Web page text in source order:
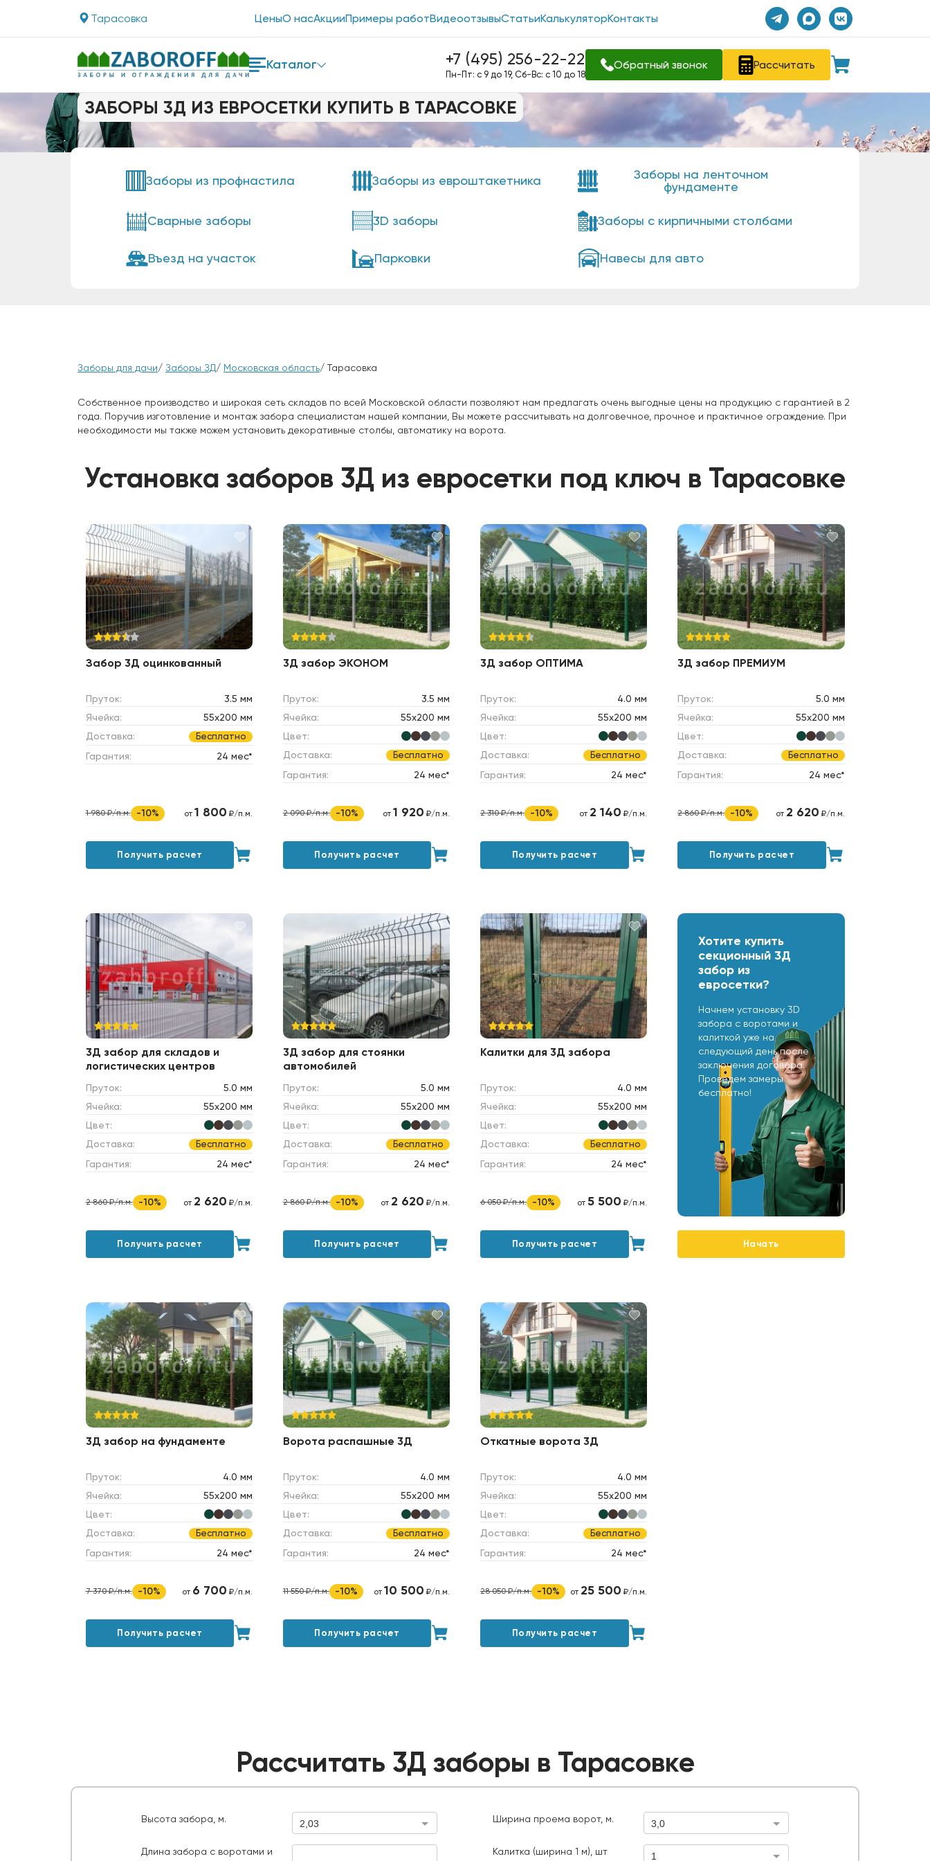
Тарасовка ЦеныО насАкцииПримеры работВидеоотзывыСтатьиКалькуляторКонтакты
Каталог +7 (495) 256-22-22
Пн-Пт: с 9 до 19, Сб-Вс: с 10 до 18
Обратный звонок Рассчитать
ЗАБОРЫ 3Д ИЗ ЕВРОСЕТКИ КУПИТЬ В ТАРАСОВКЕ
Заборы из профнастила Заборы из евроштакетника
Заборы на ленточном
фундаменте
Сварные заборы 3D заборы Заборы с кирпичными столбами
Въезд на участок Парковки Навесы для авто
Заборы для дачи/ Заборы ЗД/ Московская область/ Тарасовка
Собственное производство и широкая сеть складов по всей Московской области позволяют нам предлагать очень выгодные цены на продукцию с гарантией в 2
года. Поручив изготовление и монтаж забора специалистам нашей компании, Вы можете рассчитывать на долговечное, прочное и практичное ограждение. При
необходимости мы также можем установить декоративные столбы, автоматику на ворота.
Установка заборов 3Д из евросетки под ключ в Тарасовке
Забор 3Д оцинкованный
Пруток:
3.5 мм
Ячейка:
55х200 мм
Доставка:
Бесплатно
Гарантия: 24 мес*
1 980 ₽/п.м. -10% от 1 800 ₽/п.м.
Получить расчет
3Д забор ЭКОНОМ
Пруток:
3.5 мм
Ячейка:
55х200 мм
Цвет:
Доставка:
Бесплатно
Гарантия: 24 мес*
2 090 ₽/п.м. -10% от 1 920 ₽/п.м.
Получить расчет
3Д забор ОПТИМА
Пруток:
4.0 мм
Ячейка:
55х200 мм
Цвет:
Доставка:
Бесплатно
Гарантия: 24 мес*
2 310 ₽/п.м. -10% от 2 140 ₽/п.м.
Получить расчет
3Д забор ПРЕМИУМ
Пруток:
5.0 мм
Ячейка:
55х200 мм
Цвет:
Доставка:
Бесплатно
Гарантия: 24 мес*
2 860 ₽/п.м. -10% от 2 620 ₽/п.м.
Получить расчет
3Д забор для складов и
логистических центров
Пруток:
5.0 мм
Ячейка:
55х200 мм
Цвет:
Доставка:
Бесплатно
Гарантия: 24 мес*
2 860 ₽/п.м. -10% от 2 620 ₽/п.м.
Получить расчет
3Д забор для стоянки
автомобилей
Пруток:
5.0 мм
Ячейка:
55х200 мм
Цвет:
Доставка:
Бесплатно
Гарантия: 24 мес*
2 860 ₽/п.м. -10% от 2 620 ₽/п.м.
Получить расчет
Калитки для 3Д забора
Пруток:
4.0 мм
Ячейка:
55х200 мм
Цвет:
Доставка:
Бесплатно
Гарантия: 24 мес*
6 050 ₽/п.м. -10% от5 500 ₽/п.м.
Получить расчет
Хотите купить
секционный 3Д
забор из
евросетки?
Начнем установку 3D
забора с воротами и
калиткой уже на
следующий день после
заключения договора.
Проведем замеры
бесплатно!
Начать
3Д забор на фундаменте
Пруток:
4.0 мм
Ячейка:
55х200 мм
Цвет:
Доставка:
Бесплатно
Гарантия: 24 мес*
7 370 ₽/п.м. -10% от 6 700 ₽/п.м.
Получить расчет
Ворота распашные 3Д
Пруток:
4.0 мм
Ячейка:
55х200 мм
Цвет:
Доставка:
Бесплатно
Гарантия: 24 мес*
11 550 ₽/п.м. -10% от 10 500 ₽/п.м.
Получить расчет
Откатные ворота 3Д
Пруток:
4.0 мм
Ячейка:
55х200 мм
Цвет:
Доставка:
Бесплатно
Гарантия: 24 мес*
28 050 ₽/п.м. -10% от 25 500 ₽/п.м.
Получить расчет
Рассчитать 3Д заборы в Тарасовке
Высота забора, м. 2,03
Длина забора с воротами и
Ширина проема ворот, м. 3,0
Калитка (ширина 1 м), шт 1